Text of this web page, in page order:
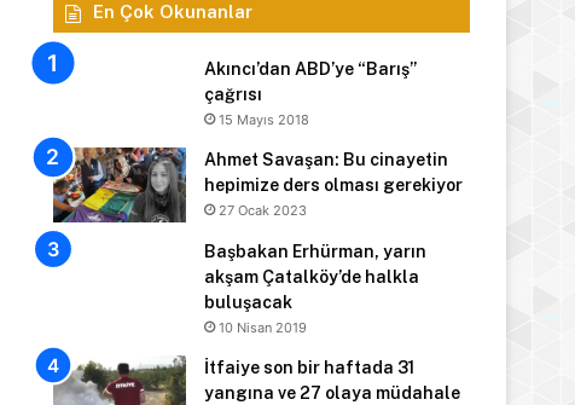
En Çok Okunanlar
Akıncı’dan ABD’ye “Barış”
çağrısı
15 Mayıs 2018
Ahmet Savaşan: Bu cinayetin
hepimize ders olması gerekiyor
27 Ocak 2023
Başbakan Erhürman, yarın
akşam Çatalköy’de halkla
buluşacak
10 Nisan 2019
İtfaiye son bir haftada 31
yangına ve 27 olaya müdahale